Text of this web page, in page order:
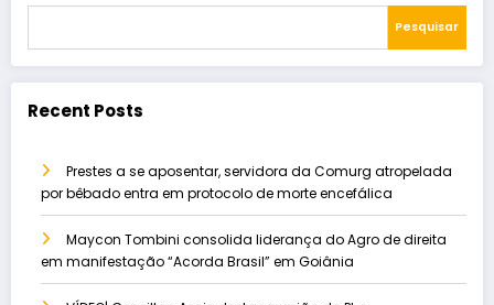
Pesquisar
Recent Posts
Prestes a se aposentar, servidora da Comurg atropelada
por bêbado entra em protocolo de morte encefálica
Maycon Tombini consolida liderança do Agro de direita
em manifestação “Acorda Brasil” em Goiânia